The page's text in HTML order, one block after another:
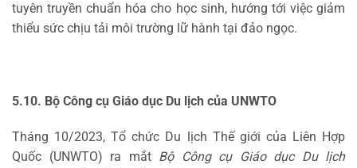
tuyên truyền chuẩn hóa cho học sinh, hướng tới việc giảm
thiểu sức chịu tải môi trường lữ hành tại đảo ngọc.
5.10. Bộ Công cụ Giáo dục Du lịch của UNWTO
Tháng 10/2023, Tổ chức Du lịch Thế giới của Liên Hợp
Quốc (UNWTO) ra mắt Bộ Công cụ Giáo dục Du lịch